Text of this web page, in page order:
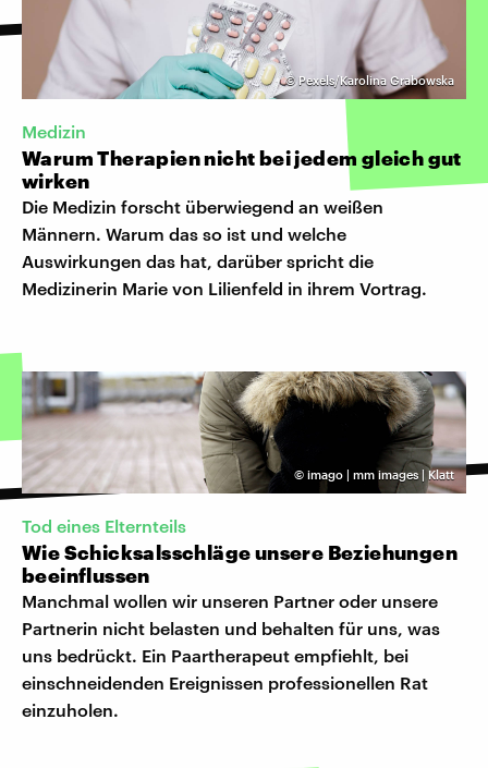
© Pexels/Karolina Grabowska
Medizin
Warum Therapien nicht bei jedem gleich gut
wirken
Die Medizin forscht überwiegend an weißen
Männern. Warum das so ist und welche
Auswirkungen das hat, darüber spricht die
Medizinerin Marie von Lilienfeld in ihrem Vortrag.
© imago | mm images | Klatt
Tod eines Elternteils
Wie Schicksalsschläge unsere Beziehungen
beeinflussen
Manchmal wollen wir unseren Partner oder unsere
Partnerin nicht belasten und behalten für uns, was
uns bedrückt. Ein Paartherapeut empfiehlt, bei
einschneidenden Ereignissen professionellen Rat
einzuholen.